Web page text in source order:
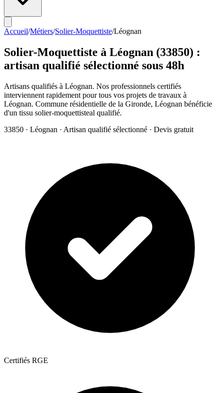
Accueil/Métiers/Solier-Moquettiste/Léognan
Solier-Moquettiste à Léognan (33850) :
artisan qualifié sélectionné sous 48h
Artisans qualifiés à Léognan. Nos professionnels certifiés
interviennent rapidement pour tous vos projets de travaux à
Léognan. Commune résidentielle de la Gironde, Léognan bénéficie
d'un tissu solier-moquettisteal qualifié.
33850 · Léognan · Artisan qualifié sélectionné · Devis gratuit
Certifiés RGE